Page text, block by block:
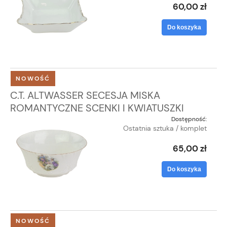
60,00 zł
Do koszyka
C.T. ALTWASSER SECESJA MISKA
ROMANTYCZNE SCENKI I KWIATUSZKI
Dostępność:
Ostatnia sztuka / komplet
65,00 zł
Do koszyka
NOWOŚĆ
NOWOŚĆ